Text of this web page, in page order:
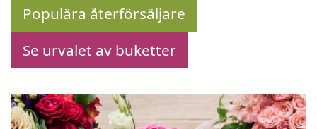
Populära återförsäljare
Se urvalet av buketter